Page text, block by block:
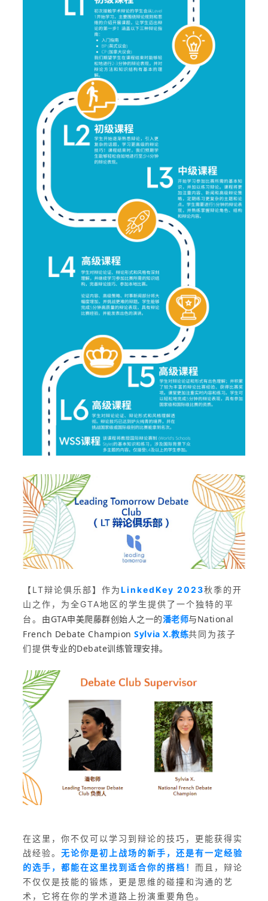
【LT辩论俱乐部】作为LinkedKey 2023秋季的开
山之作，为全GTA地区的学生提供了一个独特的平
台。 由GTA申美爬藤群创始人之一的潘老师与National
French Debate ChampionSylvia X.教练共同为孩子
们提供专业的Debate训练管理安排。
在这里，你不仅可以学习到辩论的技巧，更能获得实
战经验。无论你是初上战场的新手，还是有一定经验
的选手，都能在这里找到适合你的搭档！而且，辩论
不仅仅是技能的锻炼，更是思维的碰撞和沟通的艺
术，它将在你的学术道路上扮演重要角色。